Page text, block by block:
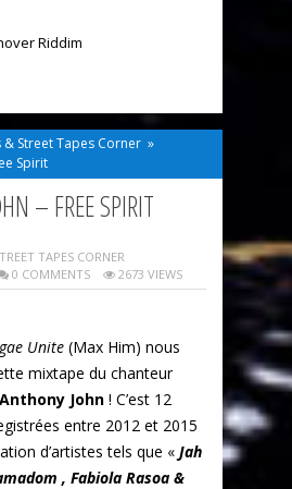
Riddim
& Street Tapes Corner »
Spirit
– FREE SPIRIT
TAPES CORNER
0 COMMENTS 2673 VIEWS
Unite(Max Him) nous
mixtape du chanteur
Anthony John ! C’est 12
entre 2012 et 2015
d’artistes tels que « Jah
, Fabiola Rasoa &